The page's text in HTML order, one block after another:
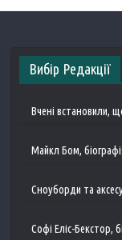
Вибір Редакції
Вчені встановили,
Майкл Бом,
Сноуборди та
Софі Еліс-Бекстор,